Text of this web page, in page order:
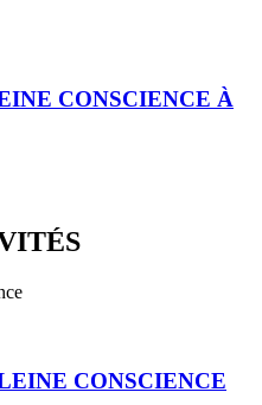
CONSCIENCE À
CONSCIENCE